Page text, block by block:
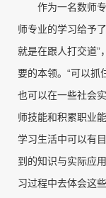
作为一名数师
师专业的学习给予
就是在跟人打交道”
要的本领。“可以抓
也可以在一些社会
师技能和积累职业
学习生活中可以有
到的知识与实际应
习过程中去体会这